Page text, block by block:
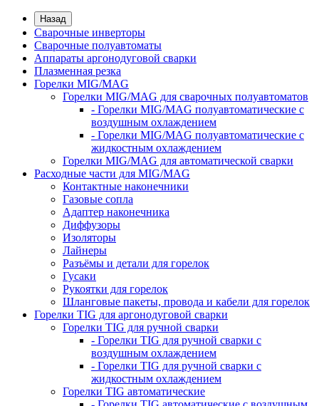
Назад
Сварочные инверторы
Сварочные полуавтоматы
Аппараты аргонодуговой сварки
Плазменная резка
Горелки MIG/MAG
Горелки MIG/MAG для сварочных полуавтоматов
- Горелки MIG/MAG полуавтоматические с
воздушным охлаждением
- Горелки MIG/MAG полуавтоматические с
жидкостным охлаждением
Горелки MIG/MAG для автоматической сварки
Расходные части для MIG/MAG
Контактные наконечники
Газовые сопла
Адаптер наконечника
Диффузоры
Изоляторы
Лайнеры
Разъёмы и детали для горелок
Гусаки
Рукоятки для горелок
Шланговые пакеты, провода и кабели для горелок
Горелки TIG для аргонодуговой сварки
Горелки TIG для ручной сварки
- Горелки TIG для ручной сварки с
воздушным охлаждением
- Горелки TIG для ручной сварки с
жидкостным охлаждением
Горелки TIG автоматические